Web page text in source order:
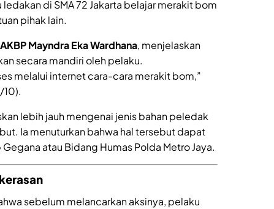
di SMA 72 Jakarta belajar merakit bom
pihak lain.
AKBP Mayndra Eka Wardhana, menjelaskan
secara mandiri oleh pelaku.
melalui internet cara-cara merakit bom,”
10).
lebih jauh mengenai jenis bahan peledak
Ia menuturkan bahwa hal tersebut dapat
atau Bidang Humas Polda Metro Jaya.
sebelum melancarkan aksinya, pelaku